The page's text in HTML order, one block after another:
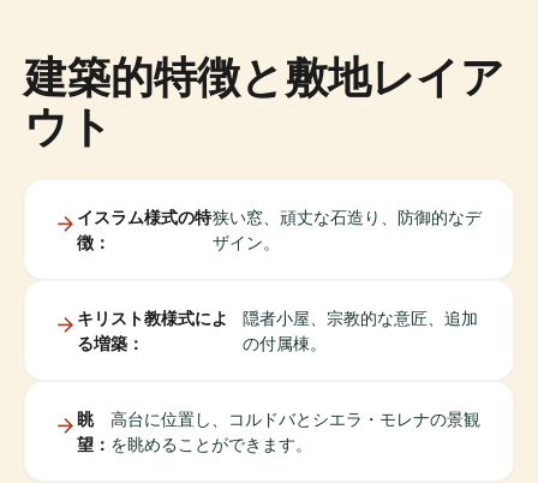
建築的特徴と敷地レイア
ウト
イスラム様式の特
徴：
狭い窓、頑丈な石造り、防御的なデ
ザイン。
キリスト教様式によ
る増築：
隠者小屋、宗教的な意匠、追加
の付属棟。
眺
望：
高台に位置し、コルドバとシエラ・モレナの景観
を眺めることができます。